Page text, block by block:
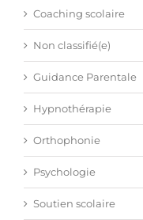
Coaching scolaire
Non classifié(e)
Guidance Parentale
Hypnothérapie
Orthophonie
Psychologie
Soutien scolaire